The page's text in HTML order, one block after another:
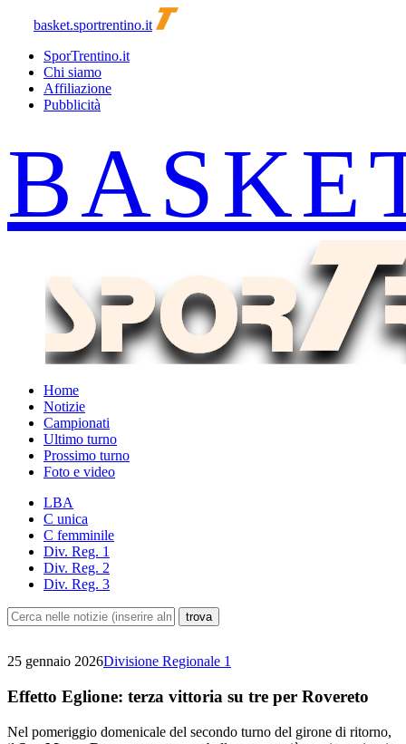
basket.sportrentino.it
SporTrentino.it
Chi siamo
Affiliazione
Pubblicità
Home
Notizie
Campionati
Ultimo turno
Prossimo turno
Foto e video
LBA
C unica
C femminile
Div. Reg. 1
Div. Reg. 2
Div. Reg. 3
25 gennaio 2026Divisione Regionale 1
Effetto Eglione: terza vittoria su tre per Rovereto
Nel pomeriggio domenicale del secondo turno del girone di ritorno,